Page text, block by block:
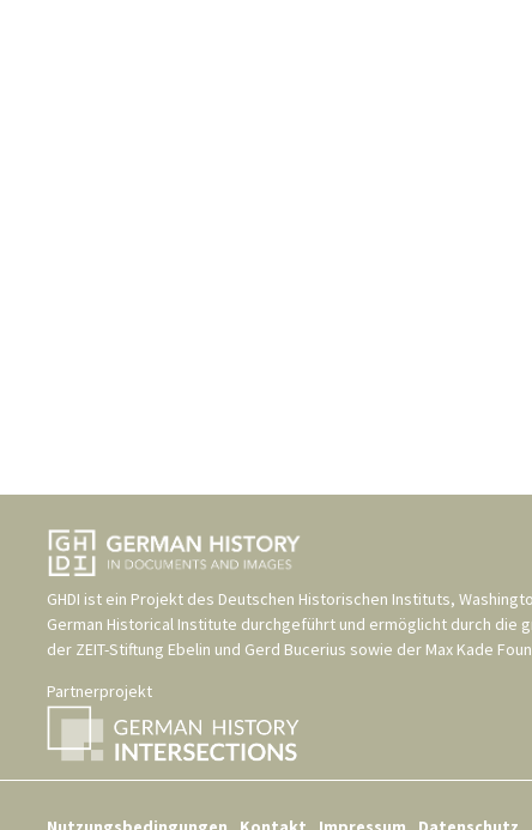
GHDI ist ein Projekt des Deutschen Historischen Instituts,
German Historical Institute durchgeführt und ermöglicht durch die
der ZEIT-Stiftung Ebelin und Gerd Bucerius sowie der Max Kade
Partnerprojekt